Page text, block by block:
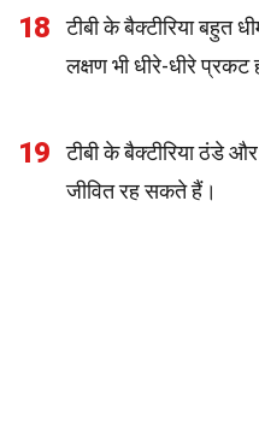
18
टीबी के बैक्टीरिया बहुत
लक्षण भी धीरे-धीरे प्रकट
19
टीबी के बैक्टीरिया ठंडे
जीवित रह सकते हैं।